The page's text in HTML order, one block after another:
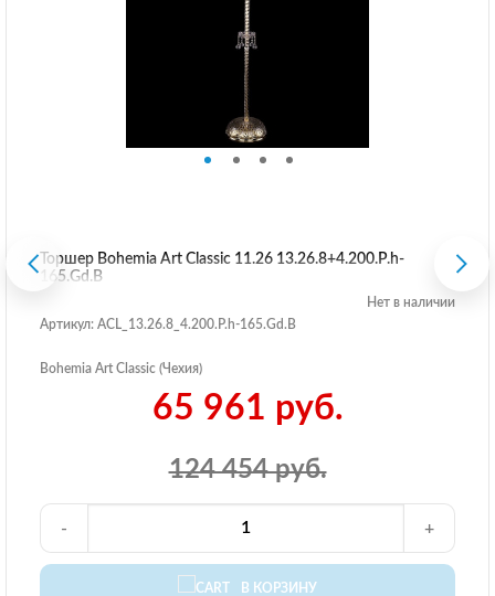
Торшер Bohemia Art Classic 11.26 13.26.8+4.200.P.h-
165.Gd.B
Нет в наличии
Артикул: ACL_13.26.8_4.200.P.h-165.Gd.B
Bohemia Art Classic (Чехия)
124 454 руб.
65 961 руб.
В КОРЗИНУ
- +